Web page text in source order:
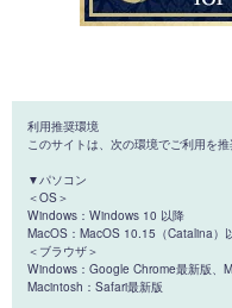
利用推奨環境
このサイトは、次の環境でご利用を推
▼パソコン
＜OS＞
Windows：Windows 10 以降
MacOS：MacOS 10.15（Catalina）
＜ブラウザ＞
Windows：Google Chrome最新版、
Macintosh：Safari最新版